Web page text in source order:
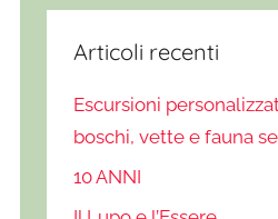
Articoli recenti
Escursioni
boschi, vette e fauna
10 ANNI